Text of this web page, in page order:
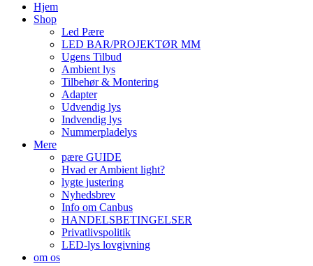
Hjem
Shop
Led Pære
LED BAR/PROJEKTØR MM
Ugens Tilbud
Ambient lys
Tilbehør & Montering
Adapter
Udvendig lys
Indvendig lys
Nummerpladelys
Mere
pære GUIDE
Hvad er Ambient light?
lygte justering
Nyhedsbrev
Info om Canbus
HANDELSBETINGELSER
Privatlivspolitik
LED-lys lovgivning
om os